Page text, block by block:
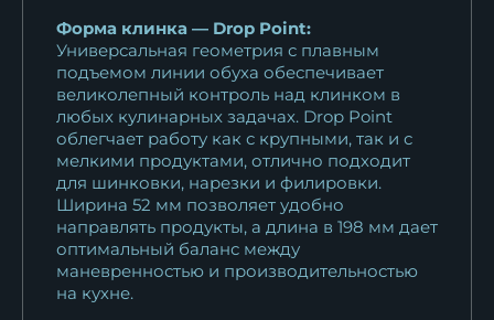
Форма клинка — Drop Point:
Универсальная геометрия с плавным
подъемом линии обуха обеспечивает
великолепный контроль над клинком в
любых кулинарных задачах. Drop Point
облегчает работу как с крупными, так и с
мелкими продуктами, отлично подходит
для шинковки, нарезки и филировки.
Ширина 52 мм позволяет удобно
направлять продукты, а длина в 198 мм дает
оптимальный баланс между
маневренностью и производительностью
на кухне.